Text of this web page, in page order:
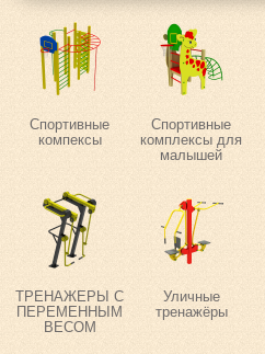
Спортивные
компексы
Спортивные
комплексы для
малышей
ТРЕНАЖЕРЫ С
ПЕРЕМЕННЫМ
ВЕСОМ
Уличные
тренажёры